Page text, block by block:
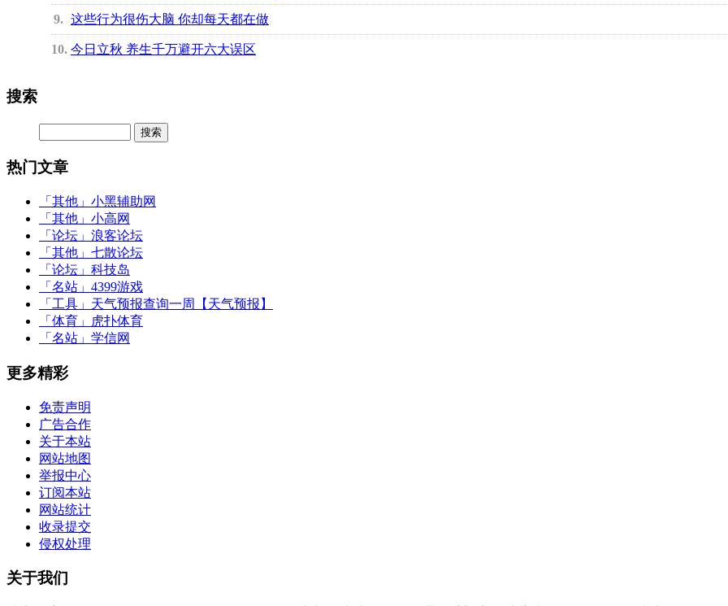
9 这些行为很伤大脑 你却每天都在做
10 今日立秋 养生千万避开六大误区
搜索
热门文章
「其他」 小黑辅助网
「其他」 小高网
「论坛」 浪客论坛
「其他」 七散论坛
「论坛」 科技岛
「名站」 4399游戏
「工具」 天气预报查询一周【天气预报】
「体育」
虎扑体育
「名站」 学信网
更多精彩
免责声明
广告合作
关于本站
网站地图
举报中心
订阅本站
网站统计
收录提交
侵权处理
关于我们